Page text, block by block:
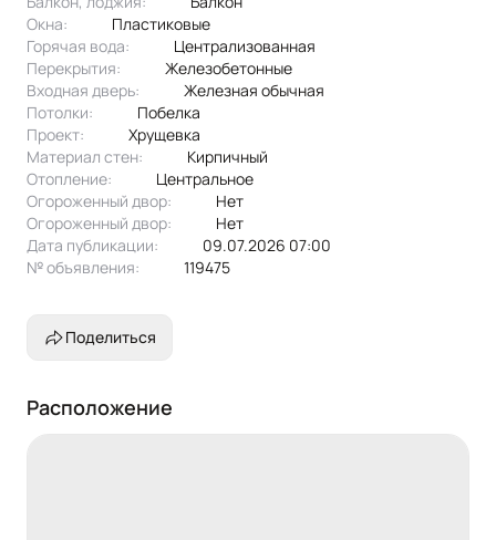
Окна:
пластиковые
Горячая вода:
централизованная
Перекрытия:
железобетонные
Входная дверь:
Железная обычная
Потолки:
побелка
Проект:
хрущевка
Материал стен:
Кирпичный
Отопление:
центральное
Огороженный двор:
Нет
Огороженный двор:
Нет
Дата публикации:
09.07.2026 07:00
№ объявления:
119475
Поделиться
Расположение